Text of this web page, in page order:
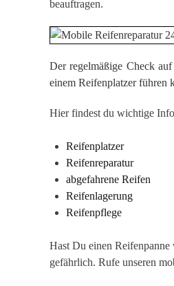
beauftragen.
Der regelmäßige Check
einem Reifenplatzer führen
Hier findest du wichtige
Reifenplatzer
Reifenreparatur
abgefahrene Reifen
Reifenlagerung
Reifenpflege
Hast Du einen
gefährlich. Rufe unseren